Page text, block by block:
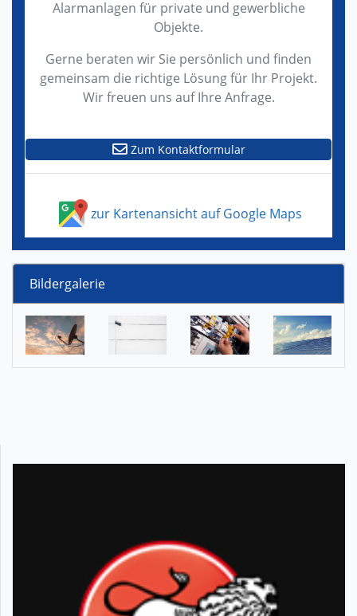
Alarmanlagen für private und gewerbliche
Objekte.
Gerne beraten wir Sie persönlich und finden
gemeinsam die richtige Lösung für Ihr Projekt.
Wir freuen uns auf Ihre Anfrage.
Zum Kontaktformular
zur Kartenansicht auf Google Maps
Bildergalerie